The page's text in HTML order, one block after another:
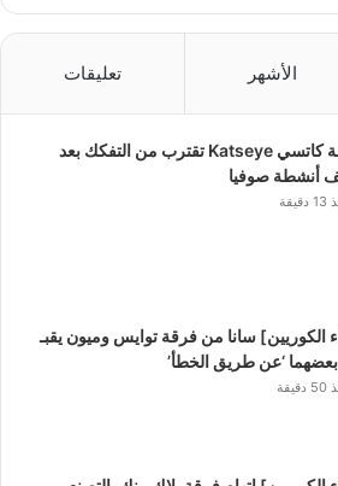
الأشهر تعليقات
فرقة كاتسي Katseye تقترب من التفكك بعد
أنشطة صوفيا
الكوريين] سانا من فرقة توايس وميون يقبـ
‘عن طريق الخطأ’